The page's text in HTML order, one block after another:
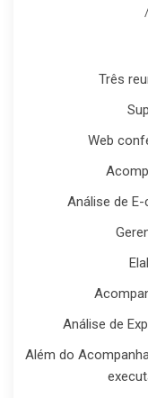
Três
Web
Análise de
Análise de
Além do